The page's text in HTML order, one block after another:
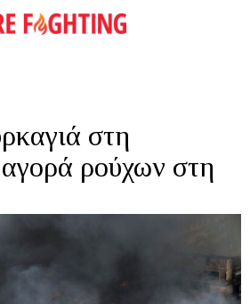
στη
ρούχων στη